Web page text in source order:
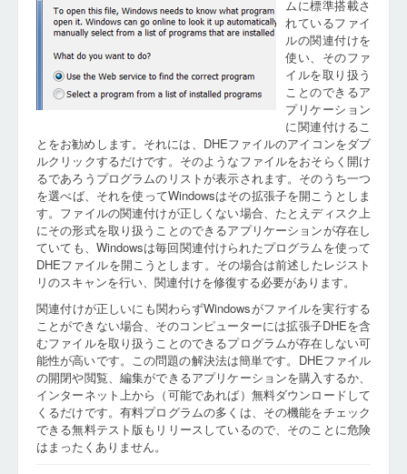
ムに標準搭載さ
れているファイ
ルの関連付けを
使い、そのファ
イルを取り扱う
ことのできるア
プリケーション
に関連付けるこ
とをお勧めします。それには、DHEファイルのアイコンをダブ
ルクリックするだけです。そのようなファイルをおそらく開け
るであろうプログラムのリストが表示されます。そのうち一つ
を選べば、それを使ってWindowsはその拡張子を開こうとしま
す。ファイルの関連付けが正しくない場合、たとえディスク上
にその形式を取り扱うことのできるアプリケーションが存在し
ていても、Windowsは毎回関連付けられたプログラムを使って
DHEファイルを開こうとします。その場合は前述したレジスト
リのスキャンを行い、関連付けを修復する必要があります。
関連付けが正しいにも関わらずWindowsがファイルを実行する
ことができない場合、そのコンピューターには拡張子DHEを含
むファイルを取り扱うことのできるプログラムが存在しない可
能性が高いです。この問題の解決法は簡単です。DHEファイル
の開閉や閲覧、編集ができるアプリケーションを購入するか、
インターネット上から（可能であれば）無料ダウンロードして
くるだけです。有料プログラムの多くは、その機能をチェック
できる無料テスト版もリリースしているので、そのことに危険
はまったくありません。